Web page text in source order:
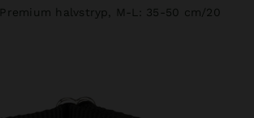
Premium halvstryp, M-L: 35-50 cm/20